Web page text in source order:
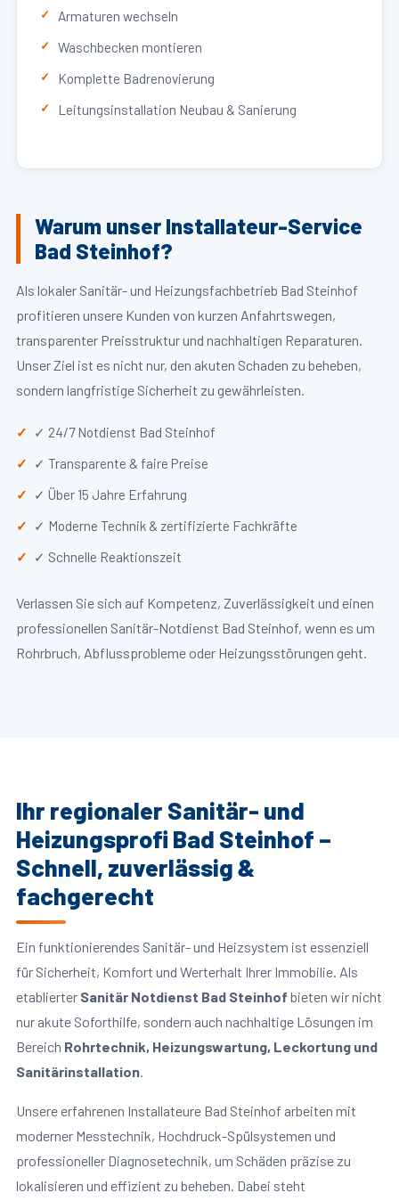
Armaturen wechseln
Waschbecken montieren
Komplette Badrenovierung
Leitungsinstallation Neubau & Sanierung
Warum unser Installateur-Service
Bad Steinhof?
Als lokaler Sanitär- und Heizungsfachbetrieb Bad Steinhof
profitieren unsere Kunden von kurzen Anfahrtswegen,
transparenter Preisstruktur und nachhaltigen Reparaturen.
Unser Ziel ist es nicht nur, den akuten Schaden zu beheben,
sondern langfristige Sicherheit zu gewährleisten.
✓ 24/7 Notdienst Bad Steinhof
✓ Transparente & faire Preise
✓ Über 15 Jahre Erfahrung
✓ Moderne Technik & zertifizierte Fachkräfte
✓ Schnelle Reaktionszeit
Verlassen Sie sich auf Kompetenz, Zuverlässigkeit und einen
professionellen Sanitär-Notdienst Bad Steinhof, wenn es um
Rohrbruch, Abflussprobleme oder Heizungsstörungen geht.
Ihr regionaler Sanitär- und
Heizungsprofi Bad Steinhof –
Schnell, zuverlässig &
fachgerecht
Ein funktionierendes Sanitär- und Heizsystem ist essenziell
für Sicherheit, Komfort und Werterhalt Ihrer Immobilie. Als
etablierter Sanitär Notdienst Bad Steinhof bieten wir nicht
nur akute Soforthilfe, sondern auch nachhaltige Lösungen im
Bereich Rohrtechnik, Heizungswartung, Leckortung und
Sanitärinstallation.
Unsere erfahrenen Installateure Bad Steinhof arbeiten mit
moderner Messtechnik, Hochdruck-Spülsystemen und
professioneller Diagnosetechnik, um Schäden präzise zu
lokalisieren und effizient zu beheben. Dabei steht